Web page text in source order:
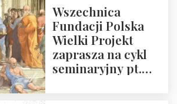
Wszechnica
Fundacji Polska
Wielki Projekt
zaprasza na cykl
seminaryjny pt.